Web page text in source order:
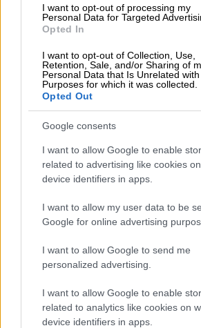
I want to opt-out of processing my
Personal Data for Targeted
Opted In
I want to opt-out of Collection, Use,
Retention, Sale, and/or Sharing of
Personal Data that Is Unrelated
Purposes for which it was collected.
Opted Out
Google consents
I want to allow Google to enable
related to advertising like cookies
device identifiers in apps.
I want to allow my user data to be
Google for online advertising
I want to allow Google to send me
personalized advertising.
I want to allow Google to enable
related to analytics like cookies on
device identifiers in apps.
Εκτέλεση
Μπορείτε να τα αγοράσετε
φούρνο, αλλά γιατί να μην τα
είναι ό,τι
brunch. Τα αφράταψωμάκια/
βράζουν, πασπαλίζονται με
ή σουσάμι και μετά ψήνονται
σερβίρονται με διάφορους
είναι κλασικός, αλλά μπορεί
με αβοκάντο, αγγουράκι και
χυμό από 1 λάιμ
φύλλα φρέσκου
αλάτι